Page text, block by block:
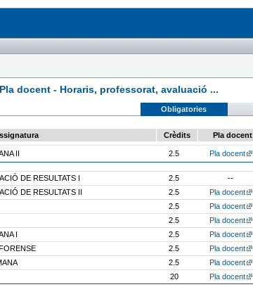
docent - Horaris, professorat, avaluació ...
Obligatories
Crèdits Pla docent
II 2.5 Pla docent
DE RESULTATS I 2.5 --
DE RESULTATS II 2.5 Pla docent
2.5 Pla docent
2.5 Pla docent
I 2.5 Pla docent
2.5 Pla docent
2.5 Pla docent
20 Pla docent